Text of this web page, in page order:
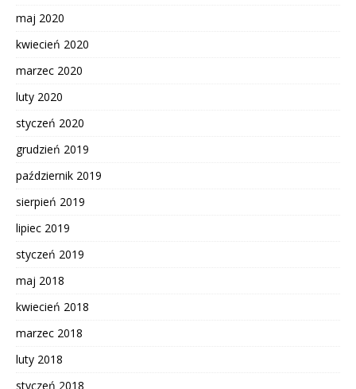
maj 2020
kwiecień 2020
marzec 2020
luty 2020
styczeń 2020
grudzień 2019
październik 2019
sierpień 2019
lipiec 2019
styczeń 2019
maj 2018
kwiecień 2018
marzec 2018
luty 2018
styczeń 2018